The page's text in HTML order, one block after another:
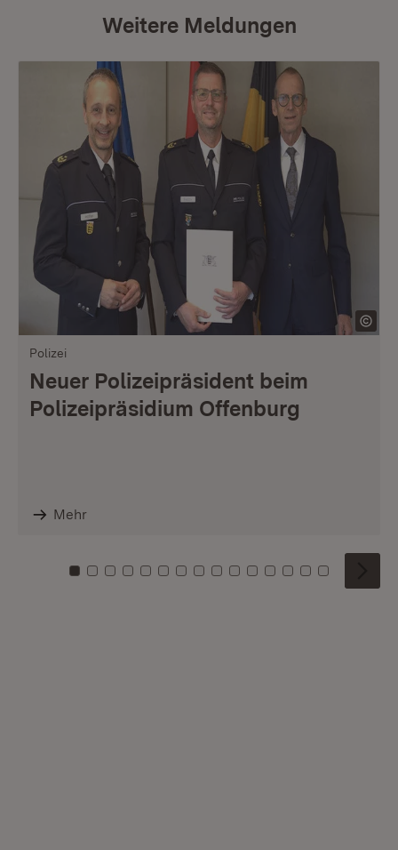
Weitere Meldungen
Polizei
Neuer Polizeipräsident beim
Polizeipräsidium Offenburg
Mehr
Zu Kachel: 0
Zu Kachel: 1
Zu Kachel: 2
Zu Kachel: 3
Zu Kachel: 4
Zu Kachel: 5
Zu Kachel: 6
Zu Kachel: 7
Zu Kachel: 8
Zu Kachel: 9
Zu Kachel: 10
Zu Kachel: 11
Zu Kachel: 12
Zu Kachel:
Zu